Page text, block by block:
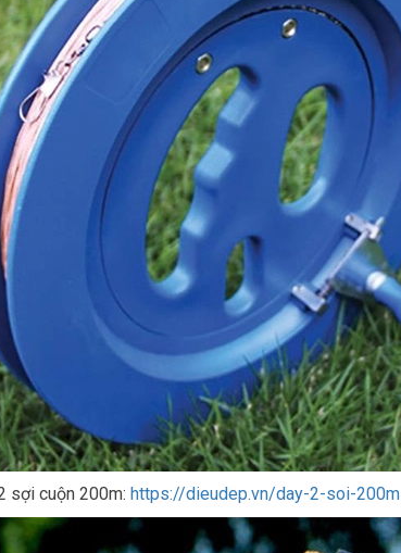
sợi cuộn 200m: https://dieudep.vn/day-2-soi-200m